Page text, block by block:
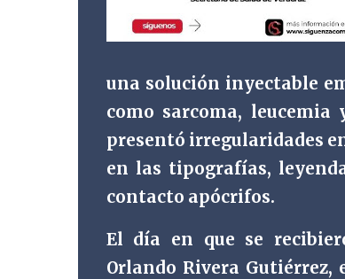
una solución inyectable
como sarcoma,
presentó irregularidades
en las tipografías,
contacto apócrifos.
El día en que se
Orlando Rivera